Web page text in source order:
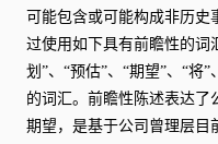
可能包含或可能构成非历史
过使用如下具有前瞻性的词
划”、“预估”、“期望”、“将
的词汇。前瞻性陈述表达了
期望，是基于公司曾理层目